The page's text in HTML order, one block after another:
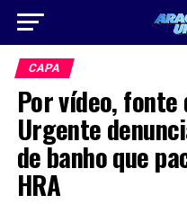
CAPA
Por vídeo,
Urgente
de banho que
HRA